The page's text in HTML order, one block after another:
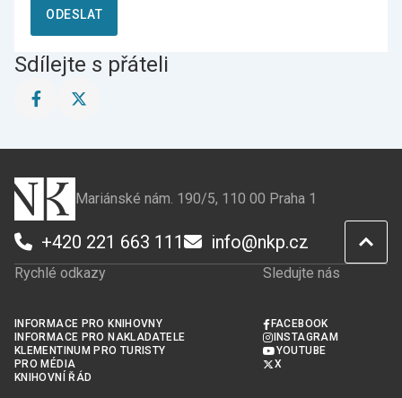
ODESLAT
Sdílejte s přáteli
Sdílet
na
Sdílet
na
Mariánské nám. 190/5, 110 00 Praha 1
+420 221 663 111 info@nkp.cz
Rychlé odkazy
INFORMACE PRO KNIHOVNY
INFORMACE PRO NAKLADATELE
KLEMENTINUM PRO TURISTY
PRO MÉDIA
KNIHOVNÍ ŘÁD
Sledujte nás
FACEBOOK
INSTAGRAM
YOUTUBE
X